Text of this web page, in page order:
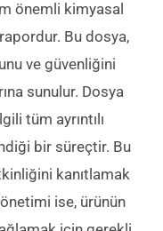
önemli kimyasal
Bu dosya,
ve güvenliğini
sunulur. Dosya
tüm ayrıntılı
bir süreçtir. Bu
kanıtlamak
ise, ürünün